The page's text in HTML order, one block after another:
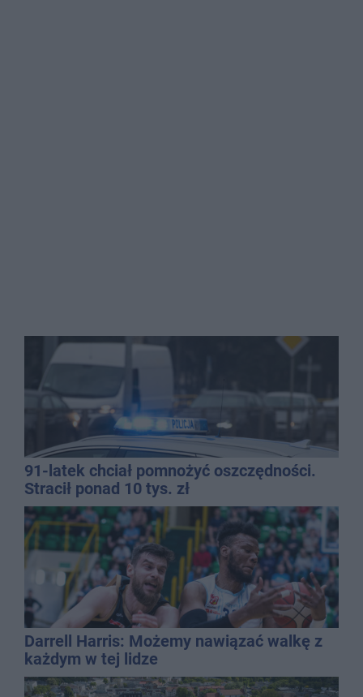
91-latek chciał pomnożyć oszczędności.
Stracił ponad 10 tys. zł
Darrell Harris: Możemy nawiązać walkę z
każdym w tej lidze